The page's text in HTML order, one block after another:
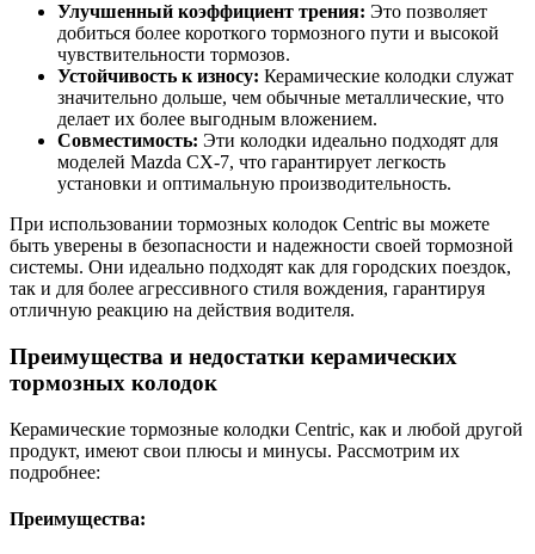
Улучшенный коэффициент трения: Это позволяет
добиться более короткого тормозного пути и высокой
чувствительности тормозов.
Устойчивость к износу: Керамические колодки служат
значительно дольше, чем обычные металлические, что
делает их более выгодным вложением.
Совместимость: Эти колодки идеально подходят для
моделей Mazda CX-7, что гарантирует легкость
установки и оптимальную производительность.
При использовании тормозных колодок Centric вы можете
быть уверены в безопасности и надежности своей тормозной
системы. Они идеально подходят как для городских поездок,
так и для более агрессивного стиля вождения, гарантируя
отличную реакцию на действия водителя.
Преимущества и недостатки керамических
тормозных колодок
Керамические тормозные колодки Centric, как и любой другой
продукт, имеют свои плюсы и минусы. Рассмотрим их
подробнее:
Преимущества: